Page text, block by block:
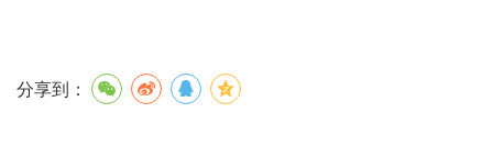
分享到：